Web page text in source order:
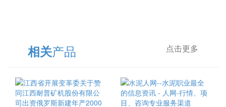
相关产品 点击更多